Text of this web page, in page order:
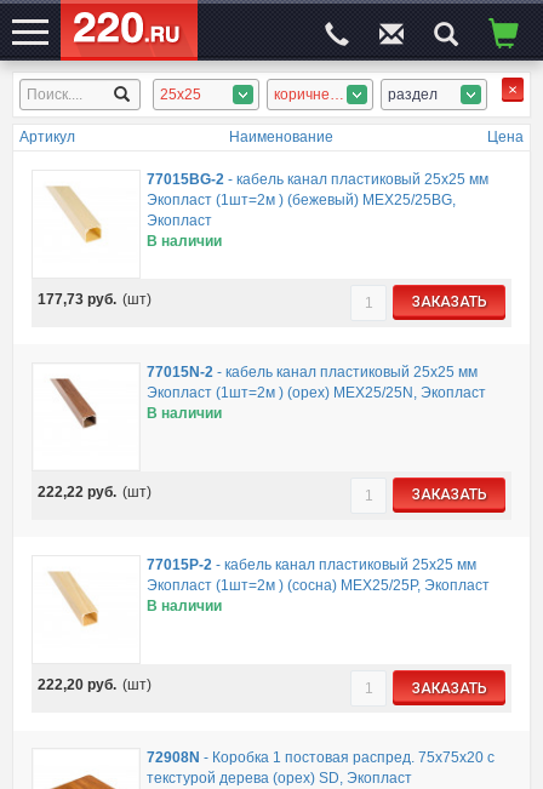
ЭЛЕКТРОСАЙТ№1 25x25 коричневый, сосна, орех, бежевый, дерево тёмное раздел
Артикул Наименование Цена
77015BG-2 - кабель канал пластиковый 25х25 мм
Экопласт (1шт=2м ) (бежевый) MEX25/25BG,
Экопласт
В наличии
177,73 руб. (шт) ЗАКАЗАТЬ
77015N-2- кабель канал пластиковый 25х25 мм
Экопласт (1шт=2м ) (орех) MEX25/25N, Экопласт
В наличии
222,22 руб. (шт) ЗАКАЗАТЬ
77015P-2- кабель канал пластиковый 25х25 мм
Экопласт (1шт=2м ) (сосна) MEX25/25P, Экопласт
В наличии
222,20 руб. (шт) ЗАКАЗАТЬ
72908N - Коробка 1 постовая распред. 75х75х20 c
текстурой дерева (орех) SD, Экопласт